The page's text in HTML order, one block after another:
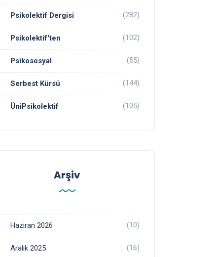
Psikolektif Dergisi (282)
Psikolektif'ten (102)
Psikososyal (55)
Serbest Kürsü (144)
ÜniPsikolektif (105)
Arşiv
Haziran 2026 (10)
Aralık 2025 (16)